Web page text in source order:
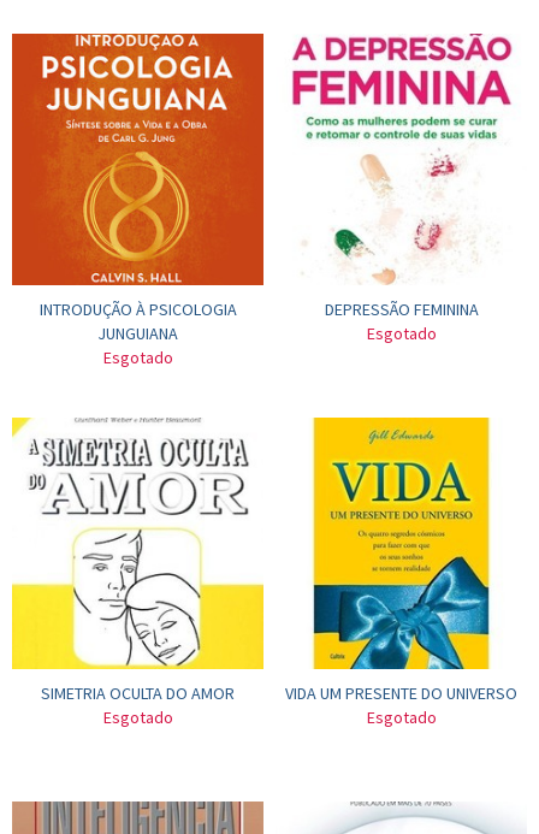
INTRODUÇÃO À PSICOLOGIA
JUNGUIANA
Esgotado
DEPRESSÃO FEMININA
Esgotado
SIMETRIA OCULTA DO AMOR
Esgotado
VIDA UM PRESENTE DO UNIVERSO
Esgotado